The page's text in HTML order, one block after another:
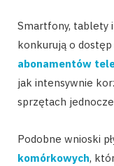
Smartfony, tablety
konkurują o dostęp
abonamentów
jak intensywnie
sprzętach
Podobne wnioski
komórkowych,